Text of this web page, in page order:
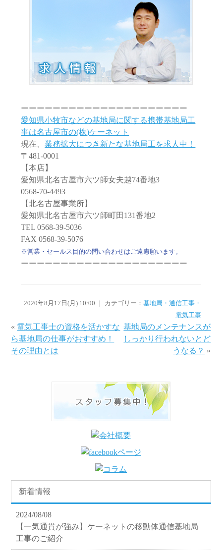
ーーーーーーーーーーーーーーーーーーーーー
愛知県小牧市などの基地局に関する携帯基地局工
事は名古屋市の(株)ケーネット
現在、業務拡大につき新たな基地局工を求人中！
〒481-0001
【本店】
愛知県北名古屋市六ツ師女夫越74番地3
0568-70-4493
【北名古屋事業所】
愛知県北名古屋市六ツ師町田131番地2
TEL 0568-39-5036
FAX 0568-39-5076
※営業・セールス目的の問い合わせはご遠慮願います。
ーーーーーーーーーーーーーーーーーーーーー
2020年8月17日(月) 10:00 ｜ カテゴリー： 基地局・通信工事・
電気工事
« 電気工事士の資格を活かすな
ら基地局の仕事がおすすめ！
その理由とは
基地局のメンテナンスが
しっかり行われないとど
うなる？ »
新着情報
2024/08/08
【一気通貫が強み】ケーネットの移動体通信基地局
工事のご紹介